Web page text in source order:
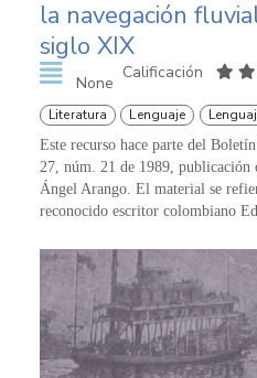
la navegación
siglo XIX
None
Calificación
Literatura Lenguaje
Este recurso hace parte del
27, núm. 21 de 1989,
Ángel Arango. El material se
reconocido escritor colombiano